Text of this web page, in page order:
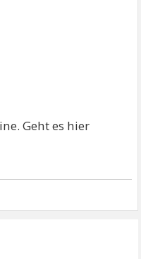
Geht es hier